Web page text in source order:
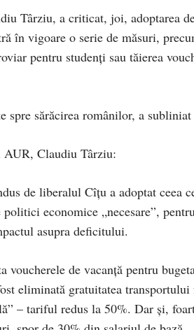
Târziu, a criticat, joi, adoptarea
în vigoare o serie de măsuri,
pentru studenți sau tăierea
spre sărăcirea românilor, a
AUR, Claudiu Târziu:
de liberalul Cîțu a adoptat ceea
economice „necesare”,
asupra deficitului.
voucherele de vacanță pentru
eliminată gratuitatea
– tariful redus la 50%. Dar și,